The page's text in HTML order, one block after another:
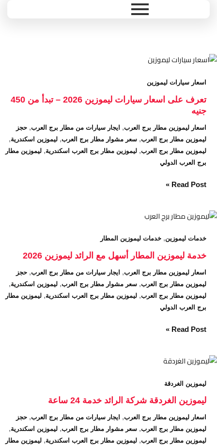
اسعار سيارات ليموزين
تعرف على اسعار سيارات ليموزين 2026 – تبدأ من 450
جنيه
اسعار ليموزين مطار برج العرب, ايجار سيارات من مطار برج العرب, حجز
ليموزين مطار برج العرب, سعر مشوار مطار برج العرب, ليموزين اسكندرية,
ليموزين مطار برج العرب, ليموزين مطار برج العرب اسكندرية, ليموزين مطار
برج العرب الدولي
تعرف
اسعار
ليموزين
2026
–
تبدأ
من
450
Read Post »
خدمات ليموزين, خدمات ليموزين المطار
خدمة ليموزين المطار أسهل مع الرائد ليموزين 2026
اسعار ليموزين مطار برج العرب, ايجار سيارات من مطار برج العرب, حجز
ليموزين مطار برج العرب, سعر مشوار مطار برج العرب, ليموزين اسكندرية,
ليموزين مطار برج العرب, ليموزين مطار برج العرب اسكندرية, ليموزين مطار
برج العرب الدولي
خدمة
المطار
الرائد
ليموزين
2026
Read Post »
ليموزين الغردقة
ليموزين الغردقة شركة الرائد خدمة 24 ساعة
اسعار ليموزين مطار برج العرب, ايجار سيارات من مطار برج العرب, حجز
ليموزين مطار برج العرب, سعر مشوار مطار برج العرب, ليموزين اسكندرية,
ليموزين مطار برج العرب, ليموزين مطار برج العرب اسكندرية, ليموزين مطار
ليموزين
شركة
الرائد
خدمة
24
ساعة